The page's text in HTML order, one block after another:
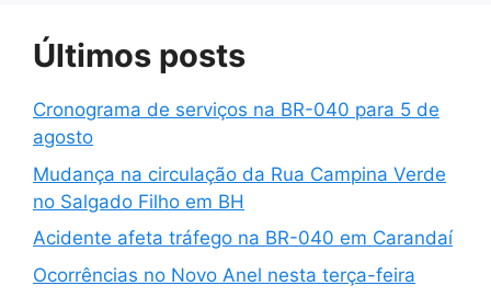
Últimos posts
Cronograma de serviços na BR-040 para 5 de
agosto
Mudança na circulação da Rua Campina Verde
no Salgado Filho em BH
Acidente afeta tráfego na BR-040 em Carandaí
Ocorrências no Novo Anel nesta terça-feira